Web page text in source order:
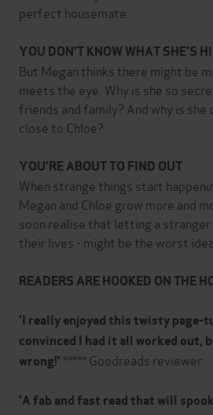
perfect housemate.
YOU DON'T KNOW WHAT SHE'S
But Megan thinks there might be
meets the eye. Why is she so
friends and family? And why is
close to Chloe?
YOU'RE ABOUT TO FIND OUT
When strange things start
Megan and Chloe grow more and
soon realise that letting a
their lives - might be the worst idea
READERS ARE HOOKED ON THE
'I really enjoyed this twisty page-
convinced I had it all worked out,
wrong!' ***** Goodreads reviewer
'A fab and fast read that will